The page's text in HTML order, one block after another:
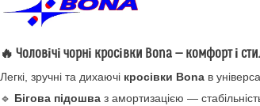
🔥 Чоловічі чорні кросівки Bona — комфорт і
Легкі, зручні та дихаючі кросівки Bona в
🔹 Бігова підошва з амортизацією —